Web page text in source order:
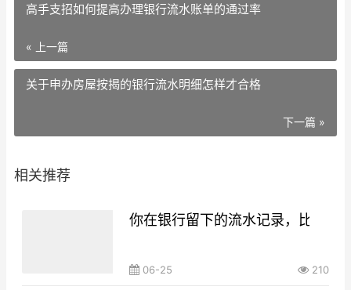
高手支招如何提高办理银行流水账单的通过率
« 上一篇
关于申办房屋按揭的银行流水明细怎样才合格
下一篇 »
相关推荐
你在银行留下的流水记录，比你想
06-25 210